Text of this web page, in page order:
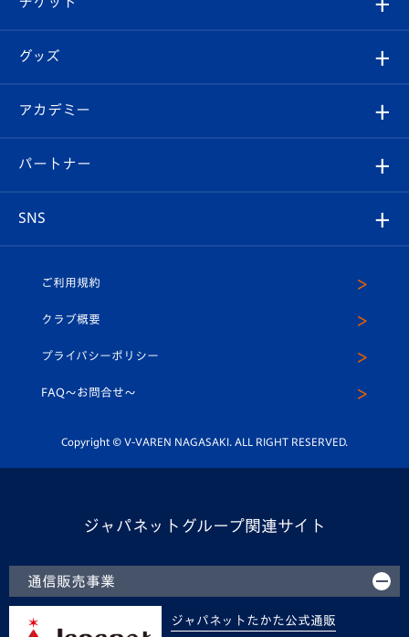
チケット
イベント
メディア
ホームタウン
エンブレム紹介
スタッフプロフィール
マスコット紹介
平和祈念活動
ホームタウン活動
はじめての観戦ガイド
Revive Team
ヴィヴィくんの長崎おもてなしガイド
フォトギャラリー
スタジアムグルメ
チケット
V-LOVERS（ファンクラブ）
プレイヤーズスイート
グッズ
オンラインショップ
店舗情報
アカデミー
育成からのお知らせ
U-18
スクール
パートナー
SNS
ヴィヴィくんインスタグラム
公式LINE＠
ご利用規約
クラブ概要
プライバシーポリシー
FAQ〜お問合せ〜
Copyright © V-VAREN NAGASAKI. ALL RIGHT RESERVED.
ジャパネットグループ関連サイト
通信販売事業
ジャパネットたかた公式通販